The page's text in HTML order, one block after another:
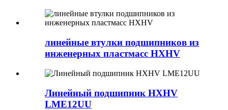
линейные втулки подшипников из
инженерных пластмасс HXHV
Линейный подшипник HXHV
LME12UU